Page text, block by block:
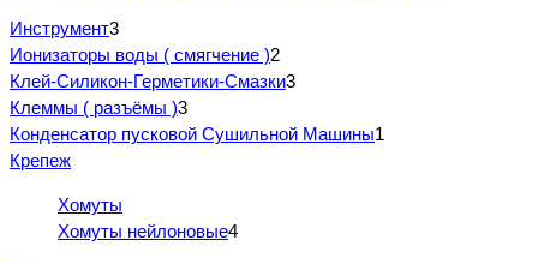
Инструмент3
Ионизаторы воды ( смягчение )2
Клей-Силикон-Герметики-Смазки3
Клеммы ( разъёмы )3
Конденсатор пусковой Сушильной Машины1
Крепеж
Хомуты
Хомуты нейлоновые4